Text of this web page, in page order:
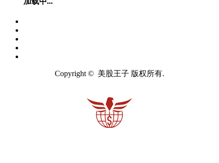
Copyright © 美股王子 版权所有.